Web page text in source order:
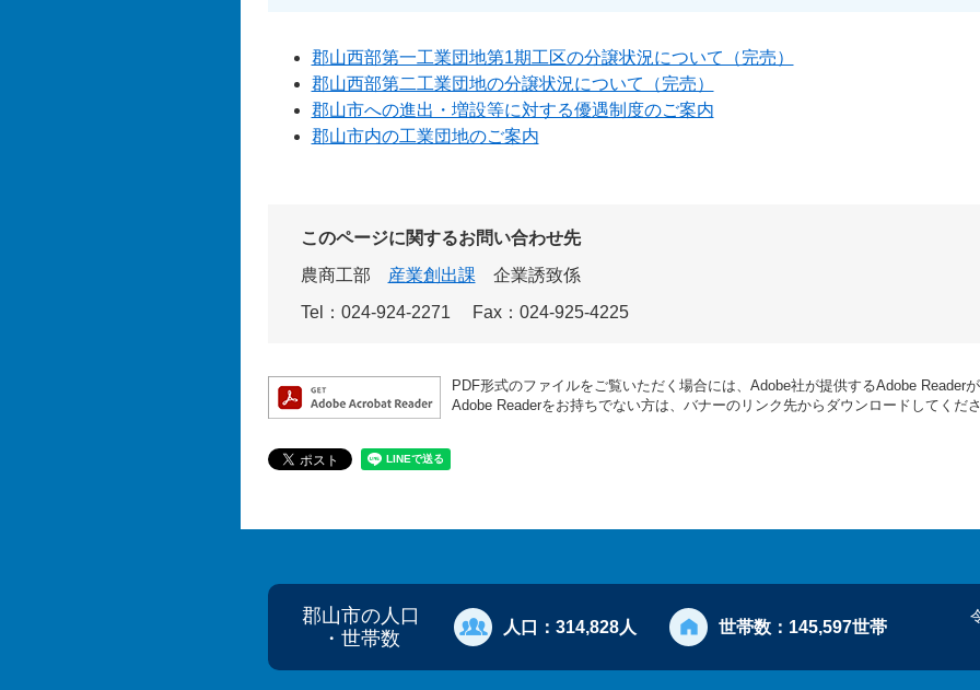
郡山西部第一工業団地第1期工区の分譲状況について（完売）
郡山西部第二工業団地の分譲状況について（完売）
郡山市への進出・増設等に対する優遇制度のご案内
郡山市内の工業団地のご案内
このページに関するお問い合わせ先
農商工部
産業創出課
企業誘致係
Tel：024-924-2271
Fax：024-925-4225
PDF形式のファイルをご覧いただく場合には、Adobe社が提供するAdobe Reader
Adobe Readerをお持ちでない方は、バナーのリンク先からダウンロードしてくだ
郡山市の人口
・世帯数
人口： 314,828人 世帯数： 145,597世帯